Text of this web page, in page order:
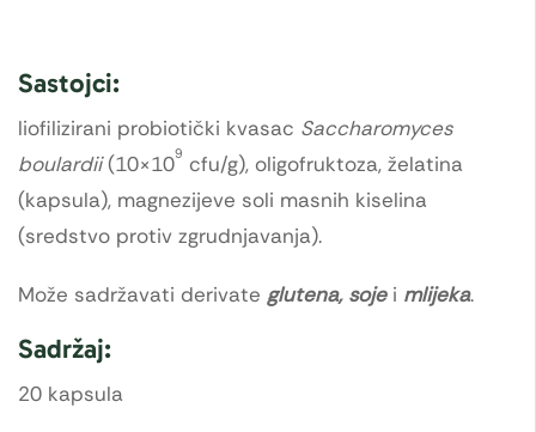
Sastojci:
liofilizirani probiotički kvasac Saccharomyces
boulardii(10×109 cfu/g), oligofruktoza, želatina
(kapsula), magnezijeve soli masnih kiselina
(sredstvo protiv zgrudnjavanja).
Može sadržavati derivate glutena, soje i mlijeka.
Sadržaj:
20 kapsula